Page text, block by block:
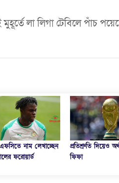
লা লিগা টেবিলে পাঁচ
নাম লেখাচ্ছেন
ফরোয়ার্ড
প্রতিশ্রুতি দিয়েও
ফিফা